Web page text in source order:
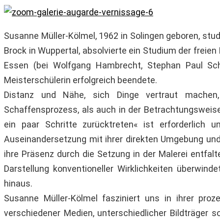
Susanne Müller-Kölmel, 1962 in Solingen geboren,
Brock in Wuppertal, absolvierte ein Studium der
Essen (bei Wolfgang Hambrecht, Stephan Paul
Meisterschülerin erfolgreich beendete.
Distanz und Nähe, sich Dinge vertraut
Schaffensprozess, als auch in der
ein paar Schritte zurücktreten« ist erforderlich
Auseinandersetzung mit ihrer direkten Umgebung
ihre Präsenz durch die Setzung in der Malerei
Darstellung konventioneller Wirklichkeiten
hinaus.
Susanne Müller-Kölmel fasziniert uns in ihrer
verschiedener Medien, unterschiedlicher Bildträger